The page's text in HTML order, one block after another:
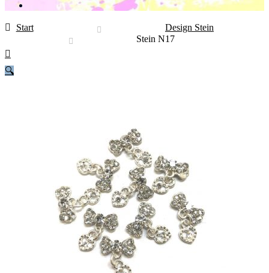
Start
Design Stein
Stein N17
🔍